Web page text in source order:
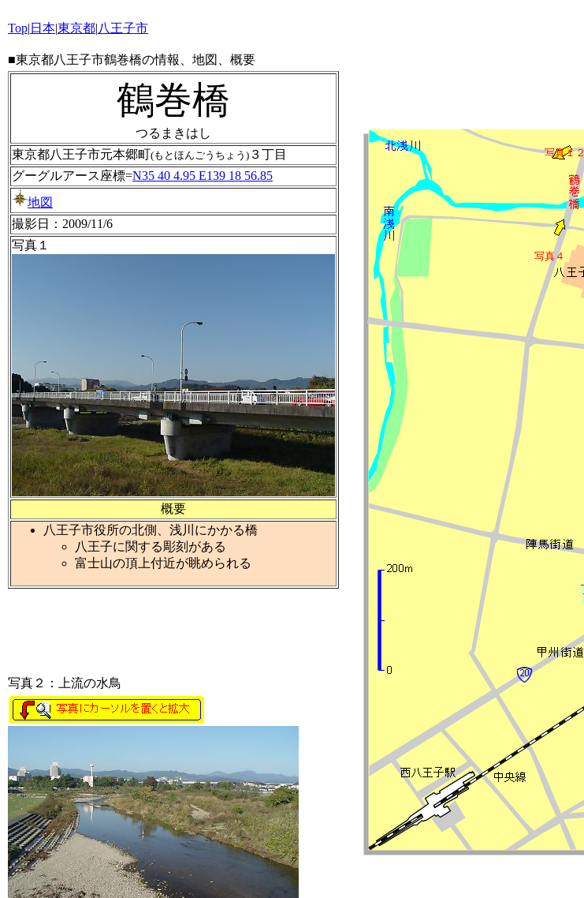
Top| 日本|東京都|八王子市
■東京都八王子市鶴巻橋の情報、地図、概要
鶴巻橋
つるまきはし
東京都八王子市元本郷町(もとほんごうちょう) ３丁目
グーグルアース座標=N35 40 4.95 E139 18 56.85
地図
撮影日：2009/11/6
写真１
概要
八王子市役所の北側、浅川にかかる橋
八王子に関する彫刻がある
富士山の頂上付近が眺められる
写真１２
写真４
写真２：上流の水鳥